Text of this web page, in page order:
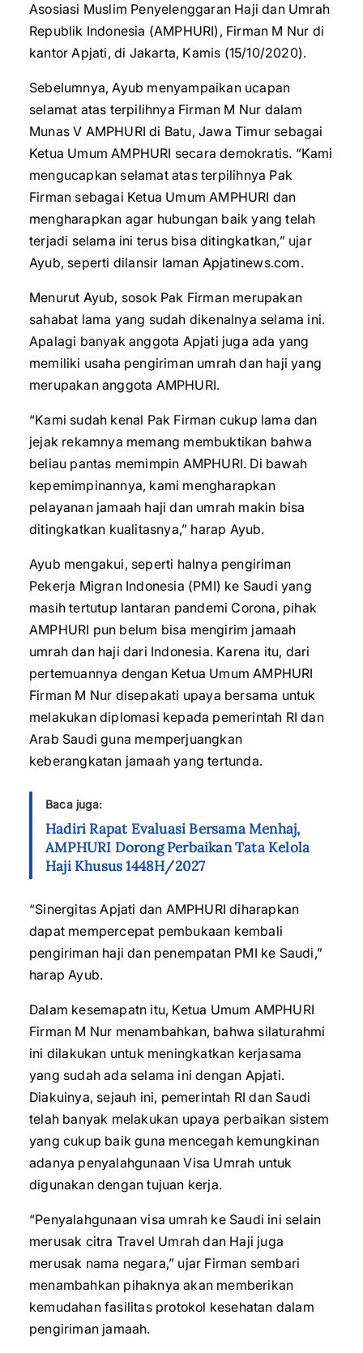
Asosiasi Muslim Penyelenggaran Haji dan Umrah
Republik Indonesia (AMPHURI), Firman M Nur di
kantor Apjati, di Jakarta, Kamis (15/10/2020).
Sebelumnya, Ayub menyampaikan ucapan
selamat atas terpilihnya Firman M Nur dalam
Munas V AMPHURI di Batu, Jawa Timur sebagai
Ketua Umum AMPHURI secara demokratis. “Kami
mengucapkan selamat atas terpilihnya Pak
Firman sebagai Ketua Umum AMPHURI dan
mengharapkan agar hubungan baik yang telah
terjadi selama ini terus bisa ditingkatkan,” ujar
Ayub, seperti dilansir laman Apjatinews.com.
Menurut Ayub, sosok Pak Firman merupakan
sahabat lama yang sudah dikenalnya selama ini.
Apalagi banyak anggota Apjati juga ada yang
memiliki usaha pengiriman umrah dan haji yang
merupakan anggota AMPHURI.
“Kami sudah kenal Pak Firman cukup lama dan
jejak rekamnya memang membuktikan bahwa
beliau pantas memimpin AMPHURI. Di bawah
kepemimpinannya, kami mengharapkan
pelayanan jamaah haji dan umrah makin bisa
ditingkatkan kualitasnya,” harap Ayub.
Ayub mengakui, seperti halnya pengiriman
Pekerja Migran Indonesia (PMI) ke Saudi yang
masih tertutup lantaran pandemi Corona, pihak
AMPHURI pun belum bisa mengirim jamaah
umrah dan haji dari Indonesia. Karena itu, dari
pertemuannya dengan Ketua Umum AMPHURI
Firman M Nur disepakati upaya bersama untuk
melakukan diplomasi kepada pemerintah RI dan
Arab Saudi guna memperjuangkan
keberangkatan jamaah yang tertunda.
Baca juga:
Hadiri Rapat Evaluasi Bersama Menhaj,
AMPHURI Dorong Perbaikan Tata Kelola
Haji Khusus 1448H/2027
“Sinergitas Apjati dan AMPHURI diharapkan
dapat mempercepat pembukaan kembali
pengiriman haji dan penempatan PMI ke Saudi,”
harap Ayub.
Dalam kesemapatn itu, Ketua Umum AMPHURI
Firman M Nur menambahkan, bahwa silaturahmi
ini dilakukan untuk meningkatkan kerjasama
yang sudah ada selama ini dengan Apjati.
Diakuinya, sejauh ini, pemerintah RI dan Saudi
telah banyak melakukan upaya perbaikan sistem
yang cukup baik guna mencegah kemungkinan
adanya penyalahgunaan Visa Umrah untuk
digunakan dengan tujuan kerja.
“Penyalahgunaan visa umrah ke Saudi ini selain
merusak citra Travel Umrah dan Haji juga
merusak nama negara,” ujar Firman sembari
menambahkan pihaknya akan memberikan
kemudahan fasilitas protokol kesehatan dalam
pengiriman jamaah.